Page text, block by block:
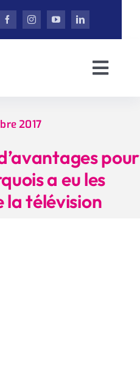
Actualités
2017
pour
a eu les
la télévision